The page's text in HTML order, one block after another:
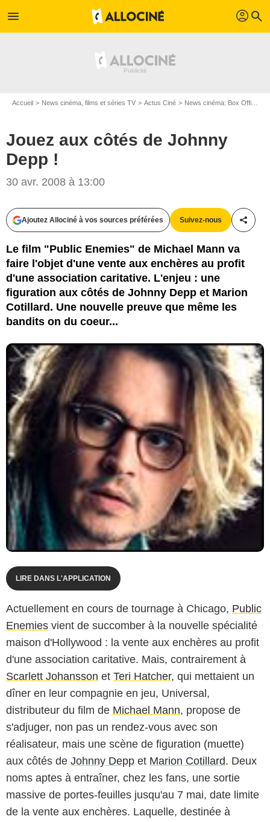
menu profil search
Accueil News cinéma, films et séries TV Actus Ciné News cinéma: Box Office
Jouez aux côtés de Johnny
Depp !
30 avr. 2008 à 13:00
Ajoutez Allociné à vos sources préférées Suivez-nous
Le film "Public Enemies" de Michael Mann va
faire l'objet d'une vente aux enchères au profit
d'une association caritative. L'enjeu : une
figuration aux côtés de Johnny Depp et Marion
Cotillard. Une nouvelle preuve que même les
bandits on du coeur...
LIRE DANS L'APPLICATION
Actuellement en cours de tournage à Chicago, Public
Enemies vient de succomber à la nouvelle spécialité
maison d'Hollywood : la vente aux enchères au profit
d'une association caritative. Mais, contrairement à
Scarlett Johansson et Teri Hatcher, qui mettaient un
dîner en leur compagnie en jeu, Universal,
distributeur du film de Michael Mann, propose de
s'adjuger, non pas un rendez-vous avec son
réalisateur, mais une scène de figuration (muette)
aux côtés de Johnny Depp et Marion Cotillard. Deux
noms aptes à entraîner, chez les fans, une sortie
massive de portes-feuilles jusqu'au 7 mai, date limite
de la vente aux enchères. Laquelle, destinée à